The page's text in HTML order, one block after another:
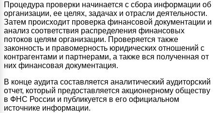
Процедура проверки начинается с сбора информации об
организации, ее целях, задачах и отрасли деятельности.
Затем происходит проверка финансовой документации и
анализ соответствия распределения финансовых
потоков целям организации. Проверяется также
законность и правомерность юридических отношений с
контрагентами и партнерами, а также вся полученная от
них финансовая документация.
В конце аудита составляется аналитический аудиторский
отчет, который предоставляется акционерному обществу
в ФНС России и публикуется в его официальном
источнике информации.